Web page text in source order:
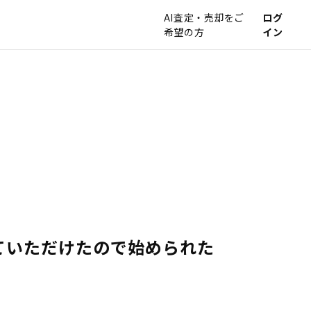
AI査定・売却をご
希望の方
ログ
イン
ただけたので始められた